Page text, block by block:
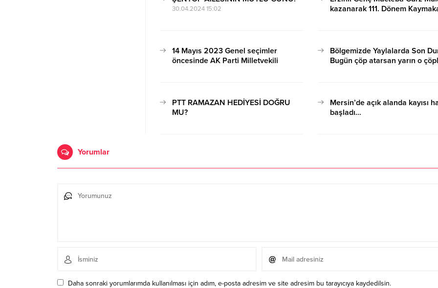
30.04.2024 15:02
kazanarak 111. Dönem
14 Mayıs 2023 Genel seçimler
öncesinde AK Parti Milletvekili
Bölgemizde Yaylalarda Son
Bugün çöp atarsan yarın o
PTT RAMAZAN HEDİYESİ DOĞRU
MU?
Mersin’de açık alanda kayısı
başladı…
Yorumlar
Daha sonraki yorumlarımda kullanılması için adım, e-posta adresim ve site adresim bu tarayıcıya kaydedilsin.